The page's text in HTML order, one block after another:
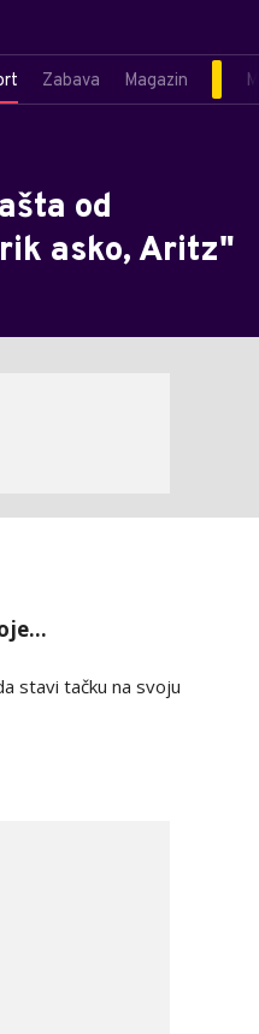
Zabava Magazin
od
asko, Aritz"
stavi tačku na svoju